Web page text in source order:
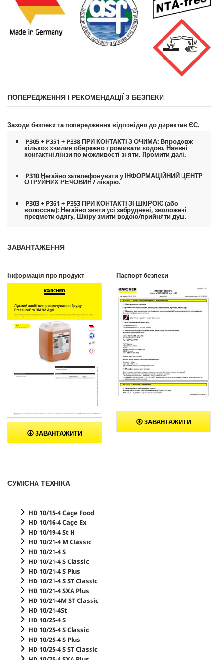
ПОПЕРЕДЖЕННЯ І РЕКОМЕНДАЦІЇ З БЕЗПЕКИ
Заходи безпеки та попередження відповідно до директив ЄС.
P305 + P351 + P338 ПРИ КОНТАКТІ З ОЧИМА: Впродовж
кількох хвилин обережно промивати водою. Наявні
контактні лінзи по можливості зняти. Промити далі.
P310 Негайно зателефонувати у ІНФОРМАЦІЙНИЙ ЦЕНТР
ОТРУЙНИХ РЕЧОВИН / лікарю.
P303 + P361 + P353 ПРИ КОНТАКТІ ЗІ ШКІРОЮ (або
волоссям): Негайно зняти усі забруднені, зволожені
предмети одягу. Шкіру змити водою/прийняти душ.
ЗАВАНТАЖЕННЯ
Інформація про продукт
ЗАВАНТАЖИТИ
Паспорт безпеки
ЗАВАНТАЖИТИ
СУМІСНА ТЕХНІКА
HD 10/15-4 Cage Food
HD 10/16-4 Cage Ex
HD 10/19-4 St H
HD 10/21-4 M Classic
HD 10/21-4 S
HD 10/21-4 S Classic
HD 10/21-4 S Plus
HD 10/21-4 S ST Classic
HD 10/21-4 SXA Plus
HD 10/21-4M ST Classic
HD 10/21-4St
HD 10/25-4 S
HD 10/25-4 S Classic
HD 10/25-4 S Plus
HD 10/25-4 S ST Classic